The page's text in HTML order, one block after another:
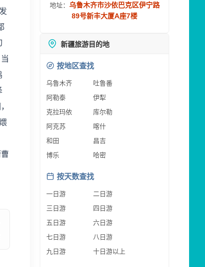
地址： 乌鲁木齐市沙依巴克区伊宁路
89号新丰大厦A座7楼
新疆旅游目的地
按地区查找
乌鲁木齐
吐鲁番
阿勒泰
伊犁
克拉玛依
库尔勒
阿克苏
喀什
和田
昌吉
博乐
哈密
按天数查找
一日游
二日游
三日游
四日游
五日游
六日游
七日游
八日游
九日游
十日游以上